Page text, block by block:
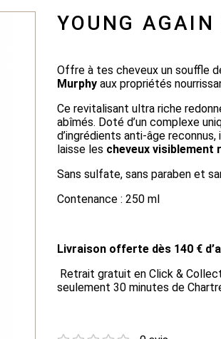
YOUNG AGAIN
Offre à tes cheveux un souffle
Murphy aux propriétés
Ce revitalisant ultra riche
abîmés. Doté d’un complexe
d’ingrédients anti-âge
laisse les cheveux visiblement
Sans sulfate, sans paraben et
Contenance : 250 ml
Livraison offerte dès 140 €
Retrait gratuit en Click &
seulement 30 minutes de